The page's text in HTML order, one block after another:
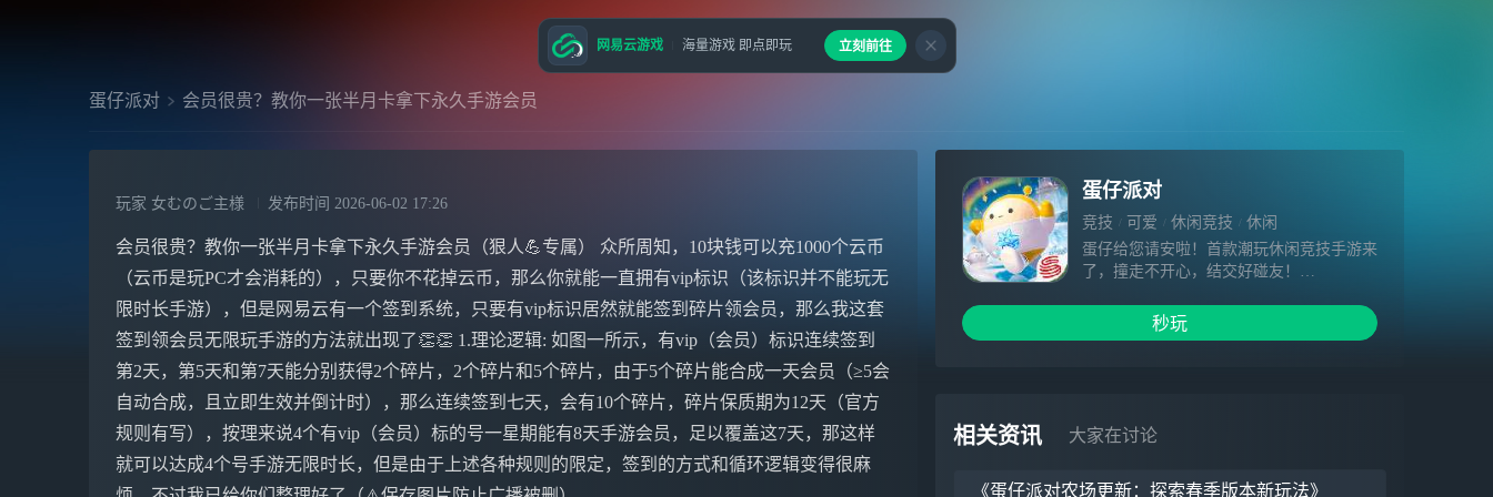
蛋仔派对 会员很贵？教你一张半月卡拿下永久手游会员
玩家 女むのご主様 发布时间 2026-06-02 17:26
会员很贵？教你一张半月卡拿下永久手游会员（狠人💪专属） 众所周知，10块钱可以充1000个云币
（云币是玩PC才会消耗的），只要你不花掉云币，那么你就能一直拥有vip标识（该标识并不能玩无
限时长手游），但是网易云有一个签到系统，只要有vip标识居然就能签到碎片领会员，那么我这套
签到领会员无限玩手游的方法就出现了👏👏 1.理论逻辑: 如图一所示，有vip（会员）标识连续签到
第2天，第5天和第7天能分别获得2个碎片，2个碎片和5个碎片，由于5个碎片能合成一天会员（≥5会
自动合成，且立即生效并倒计时），那么连续签到七天，会有10个碎片，碎片保质期为12天（官方
规则有写），按理来说4个有vip（会员）标的号一星期能有8天手游会员，足以覆盖这7天，那这样
就可以达成4个号手游无限时长，但是由于上述各种规则的限定，签到的方式和循环逻辑变得很麻
蛋仔派对
竞技 可爱 休闲竞技
休闲
蛋仔给您请安啦！首款潮玩休闲竞技手游来
了，撞走不开心，结交好碰友！
里，你将进入盲盒机内部，探索奇妙蛋仔
岛！
击甚至放屁……聚会闯关，惊喜不停，专业
坑蛋，欢乐无限！
DIY打造专属关卡，分享创意，共建乐园！
秒玩
相关资讯 大家在讨论
《蛋仔派对农场更新：探索春季版本新玩法》
网易云游戏 海量游戏 即点即玩 立刻前往